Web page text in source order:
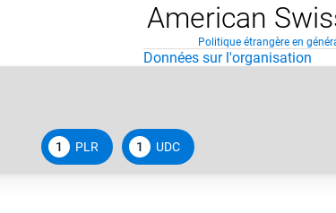
American
Politique étrangère en
Données sur l'organisation
1 PLR 1 UDC